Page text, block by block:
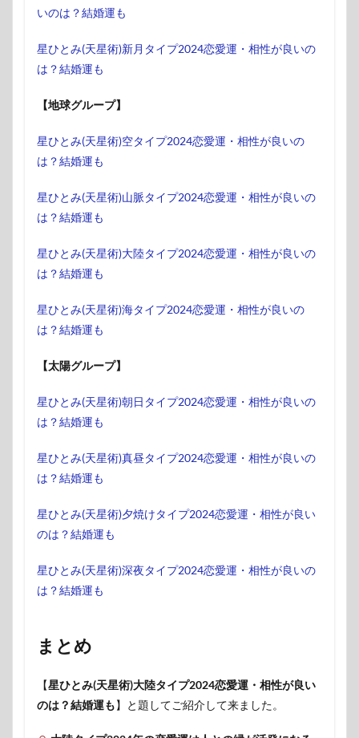
いのは？結婚運も
星ひとみ(天星術)新月タイプ2024恋愛運・相性が良いの
は？結婚運も
【地球グループ】
星ひとみ(天星術)空タイプ2024恋愛運・相性が良いの
は？結婚運も
星ひとみ(天星術)山脈タイプ2024恋愛運・相性が良いの
は？結婚運も
星ひとみ(天星術)大陸タイプ2024恋愛運・相性が良いの
は？結婚運も
星ひとみ(天星術)海タイプ2024恋愛運・相性が良いの
は？結婚運も
【太陽グループ】
星ひとみ(天星術)朝日タイプ2024恋愛運・相性が良いの
は？結婚運も
星ひとみ(天星術)真昼タイプ2024恋愛運・相性が良いの
は？結婚運も
星ひとみ(天星術)夕焼けタイプ2024恋愛運・相性が良い
のは？結婚運も
星ひとみ(天星術)深夜タイプ2024恋愛運・相性が良いの
は？結婚運も
まとめ
【星ひとみ(天星術)大陸タイプ2024恋愛運・相性が良い
のは？結婚運も】と題してご紹介して来ました。